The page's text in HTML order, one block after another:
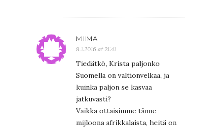
MIIMA
8.1.2016 at 21:41
Tiedätkö, Krista paljonko
Suomella on valtionvelkaa, ja
kuinka paljon se kasvaa
jatkuvasti?
Vaikka ottaisimme tänne
mijloona afrikkalaista, heitä on